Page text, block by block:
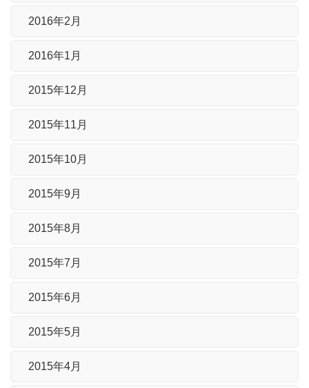
2016年2月
2016年1月
2015年12月
2015年11月
2015年10月
2015年9月
2015年8月
2015年7月
2015年6月
2015年5月
2015年4月